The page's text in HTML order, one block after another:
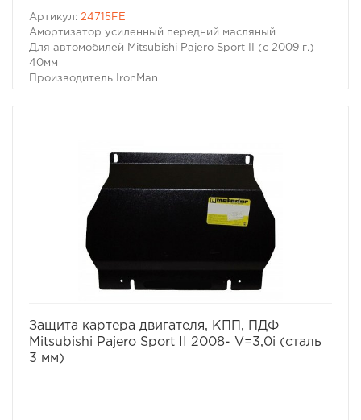
Артикул: 24715FE
Амортизатор усиленный передний масляный
Для автомобилей Mitsubishi Pajero Sport II (с 2009 г.)
40мм
Производитель IronMan
Защита картера двигателя, КПП, ПДФ
Mitsubishi Pajero Sport II 2008- V=3,0i (сталь
3 мм)